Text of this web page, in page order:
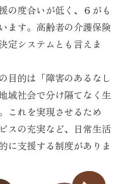
の度合いが低く、６がも
ます。高齢者の介護保険
定システムとも言えま
目的は「障害のあるなし
域社会で分け隔てなく生
これを実現させるため
スの充実など、日常生活
に支援する制度がありま